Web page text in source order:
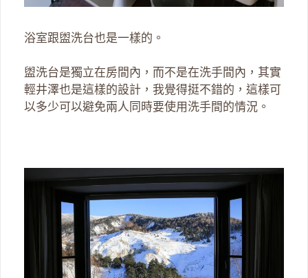
浴室跟盥洗台也是一樣的。
盥洗台是獨立在房間內，而不是在洗手間內，其實
輕井澤也是這樣的設計，我覺得挺不錯的，這樣可
以多少可以避免兩人同時要使用洗手間的情況。